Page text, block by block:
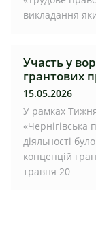
викладання
Участь у
грантових
15.05.2026
У рамках
«Чернігівська
діяльності
концепцій
травня 20